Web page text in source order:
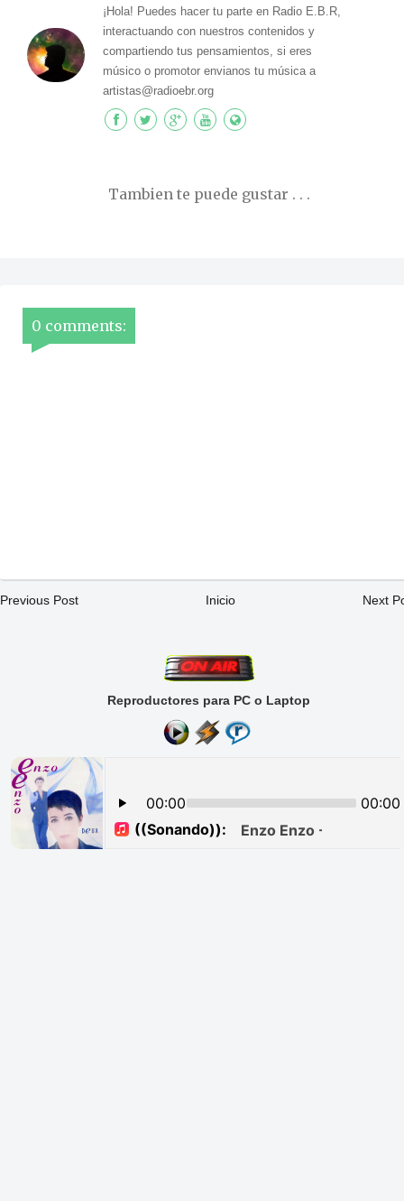
¡Hola! Puedes hacer tu parte en Radio E.B.R,
interactuando con nuestros contenidos y
compartiendo tus pensamientos, si eres
músico o promotor envianos tu música a
artistas@radioebr.org
Tambien te puede gustar . . .
0 comments:
Previous Post Inicio Next
Reproductores para PC o Laptop